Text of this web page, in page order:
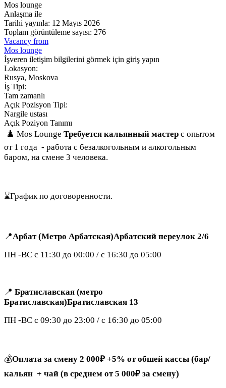
Mos lounge
Anlaşma ile
Tarihi yayınla: 12 Mayıs 2026
Toplam görüntüleme sayısı: 276
Vacancy from
Mos lounge
İşveren iletişim bilgilerini görmek için giriş yapın
Lokasyon:
Rusya, Moskova
İş Tipi:
Tam zamanlı
Açık Pozisyon Tipi:
Nargile ustası
Açık Poziyon Tanımı
♟️ Mos Lounge Требуется кальянный мастер с опытом
от 1 года - работа с безалкогольным и алкогольным
баром, на смене 3 человека.
⌛️График по договоренности.
📍Арбат (Метро Арбатская)Арбатский переулок 2/6
ПН -ВС с 11:30 до 00:00 / с 16:30 до 05:00
📍 Братиславская (метро
Братиславская)Братиславская 13
ПН -ВС с 09:30 до 23:00 / с 16:30 до 05:00
💰Оплата за смену 2 000₽ +5% от обшей кассы (бар/
кальян + чай (в среднем от 5 000₽ за смену)